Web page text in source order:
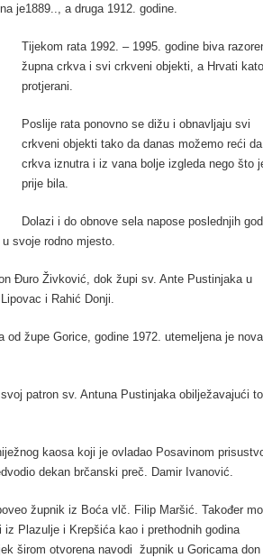
je1889.., a druga 1912. godine.
Tijekom rata 1992. – 1995. godine biva
župna crkva i svi crkveni objekti, a Hrvati
protjerani.
Poslije rata ponovno se dižu i obnavljaju svi
crkveni objekti tako da danas možemo reći da
crkva iznutra i iz vana bolje izgleda nego što
prije bila.
Dolazi i do obnove sela napose poslednjih
svoje rodno mjesto.
Đuro Živković, dok župi sv. Ante Pustinjaka u
i Rahić Donji.
od župe Gorice, godine 1972. utemeljena je nova
patron sv. Antuna Pustinjaka obilježavajući
kaosa koji je ovladao Posavinom
dekan brčanski preč. Damir Ivanović.
župnik iz Boća vlč. Filip Maršić. Također
Plazulje i Krepšića kao i prethodnih godina
širom otvorena navodi župnik u Goricama don